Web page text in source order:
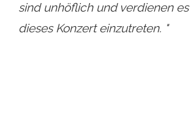
sind unhöflich und verdienen
dieses Konzert einzutreten. "